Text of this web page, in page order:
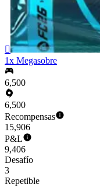

1x Megasobre
6,500
6,500
Recompensas
15,906
P&L
9,406
Desafío
3
Repetible